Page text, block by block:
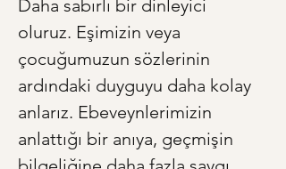
Daha sabırlı bir dinleyici
oluruz. Eşimizin veya
çocuğumuzun sözlerinin
ardındaki duyguyu daha kolay
anlarız. Ebeveynlerimizin
anlattığı bir anıya, geçmişin